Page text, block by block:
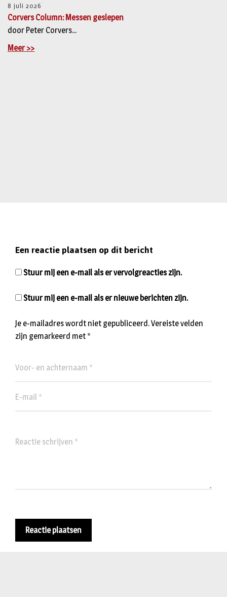
8 juli 2026
Corvers Column: Messen geslepen
door Peter Corvers...
Meer >>
Een reactie plaatsen op dit bericht
Je e-mailadres wordt niet gepubliceerd.Vereiste velden
zijn gemarkeerd met *
Stuur mij een e-mail als er vervolgreacties zijn.
Stuur mij een e-mail als er nieuwe berichten zijn.